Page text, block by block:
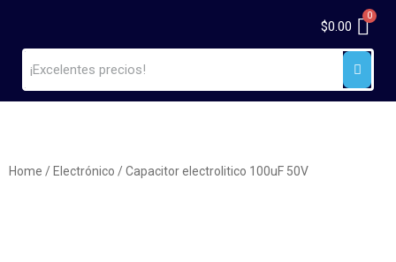
$0.00
Home / Electrónico / Capacitor electrolitico 100uF 50V